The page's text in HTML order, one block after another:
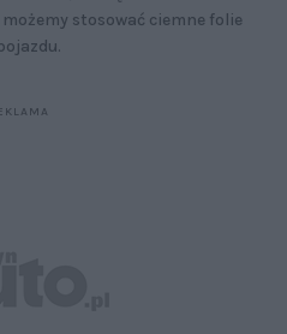
stosować ciemne folie